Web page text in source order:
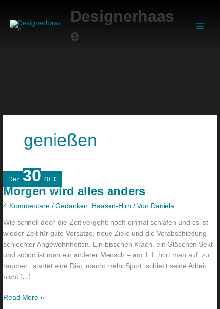
springen
Designerhaas
e
genießen
Dez. 30 2010
Morgen wird alles anders
4 Kommentare /Gedanken, Haasen-Hirn / Von Daniela
Wie schnell doch die Zeit vergeht: noch einmal schlafen und es ist
wieder Zeit für gute Vorsätze, neue Ziele und die Verabschiedung
schlechter Angewohnheiten. Ein bisschen Krach, ein Gläschen Sekt
und schon ist man ein anderer Mensch – am 1.1. hört man auf, zu
rauchen, startet eine Diät, macht mehr Sport, schiebt seine Arbeit
nicht […]
Morgen
wird
alles
anders
Read More »